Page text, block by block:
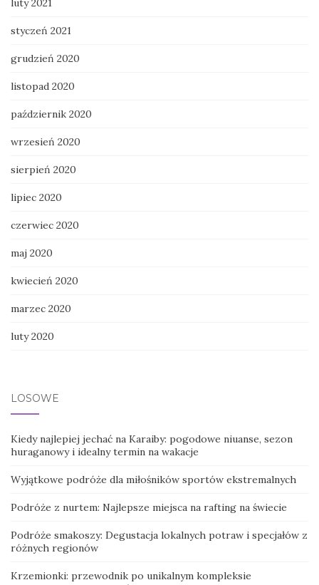
luty 2021
styczeń 2021
grudzień 2020
listopad 2020
październik 2020
wrzesień 2020
sierpień 2020
lipiec 2020
czerwiec 2020
maj 2020
kwiecień 2020
marzec 2020
luty 2020
LOSOWE
Kiedy najlepiej jechać na Karaiby: pogodowe niuanse, sezon
huraganowy i idealny termin na wakacje
Wyjątkowe podróże dla miłośników sportów ekstremalnych
Podróże z nurtem: Najlepsze miejsca na rafting na świecie
Podróże smakoszy: Degustacja lokalnych potraw i specjałów z
różnych regionów
Krzemionki: przewodnik po unikalnym kompleksie